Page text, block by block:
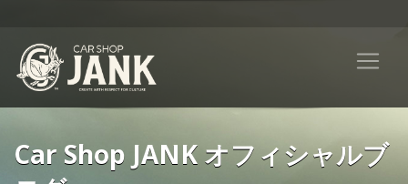
Car Shop JANK オフィシャルブ